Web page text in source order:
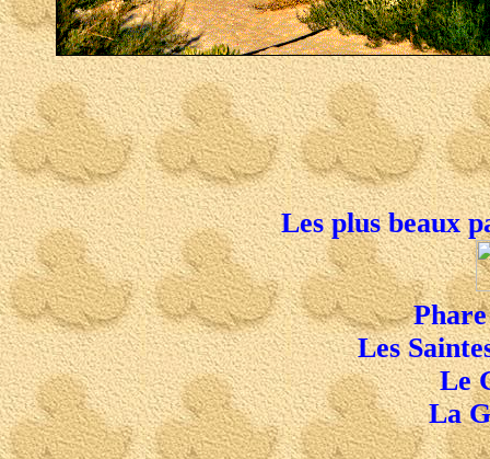
Les plus beaux
Les
Le
La